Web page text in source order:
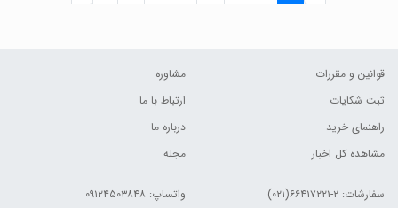
قوانین و مقررات
ثبت شکایات
راهنمای خرید
مشاهده کل اخبار
مشاوره
ارتباط با ما
درباره ما
مجله
سفارشات: ۲-۶۶۴۱۷۲۲۱(۰۲۱)
واتساپ: ۰۹۱۲۴۵۰۳۸۴۸